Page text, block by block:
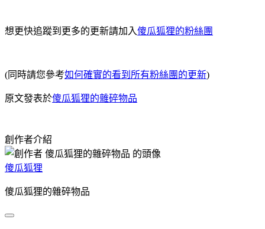
想更快追蹤到更多的更新請加入傻瓜狐狸的粉絲團
(同時請您參考如何確實的看到所有粉絲團的更新)
原文發表於傻瓜狐狸的雜碎物品
創作者介紹
傻瓜狐狸
傻瓜狐狸的雜碎物品